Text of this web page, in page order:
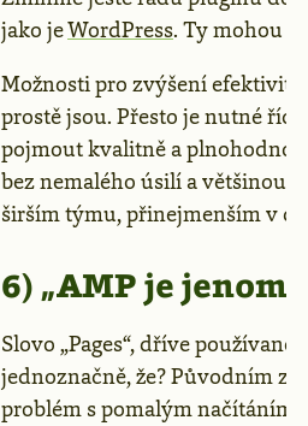
jako jeWordPress. Ty mohou
Možnosti pro zvýšení
prostě jsou. Přesto je nutné
pojmout kvalitně a
bez nemalého úsilí a většinou
širším týmu, přinejmenším v
6) „AMP je jenom
Slovo „Pages“, dříve
jednoznačně, že? Původním
problém s pomalým načítáním